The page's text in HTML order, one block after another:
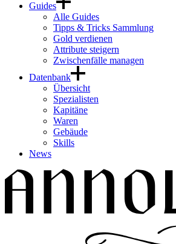
Guides
Alle Guides
Tipps & Tricks Sammlung
Gold verdienen
Attribute steigern
Zwischenfälle managen
Datenbank
Übersicht
Spezialisten
Kapitäne
Waren
Gebäude
Skills
News